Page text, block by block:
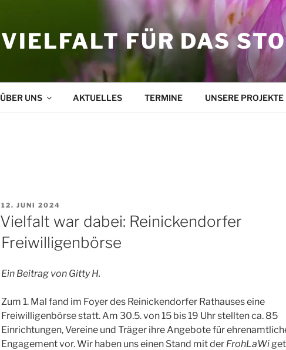
VIELFALT FÜR DAS
ÜBER UNS AKTUELLES TERMINE UNSERE PROJEKTE
VERÖFFENTLICHT
AM
12. JUNI 2024
Vielfalt war dabei: Reinickendorfer
Freiwilligenbörse
Ein Beitrag von Gitty H.
Zum 1. Mal fand im Foyer des Reinickendorfer Rathauses eine
Freiwilligenbörse statt. Am 30.5. von 15 bis 19 Uhr stellten ca. 85
Einrichtungen, Vereine und Träger ihre Angebote für
Engagement vor. Wir haben uns einen Stand mit der FrohLaWi